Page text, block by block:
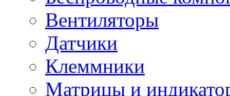
Вентиляторы
Датчики
Клеммники
Матрицы и